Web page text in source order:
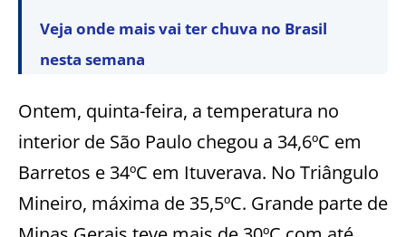
Veja onde mais vai ter chuva no Brasil
nesta semana
Ontem, quinta-feira, a temperatura no
interior de São Paulo chegou a 34,6ºC em
Barretos e 34ºC em Ituverava. No Triângulo
Mineiro, máxima de 35,5ºC. Grande parte de